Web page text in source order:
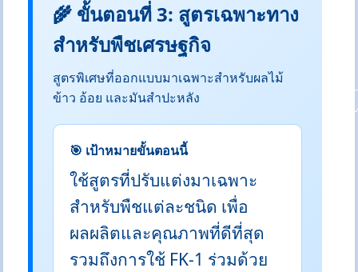
🌾 ขั้นตอนที่ 3: สูตรเฉพาะทาง
สำหรับพืชเศรษฐกิจ
สูตรพิเศษที่ออกแบบมาเฉพาะสำหรับผลไม้
ข้าว อ้อย และมันสำปะหลัง
🎯 เป้าหมายขั้นตอนนี้
ใช้สูตรที่ปรับแต่งมาเฉพาะ
สำหรับพืชแต่ละชนิด เพื่อ
ผลผลิตและคุณภาพที่ดีที่สุด
รวมถึงการใช้ FK-1 ร่วมด้วย